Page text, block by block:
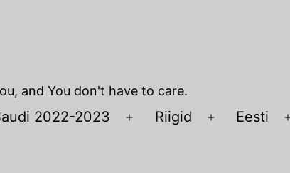
and You don't have to care.
2022-2023
Open
Riigid
Open
Eesti